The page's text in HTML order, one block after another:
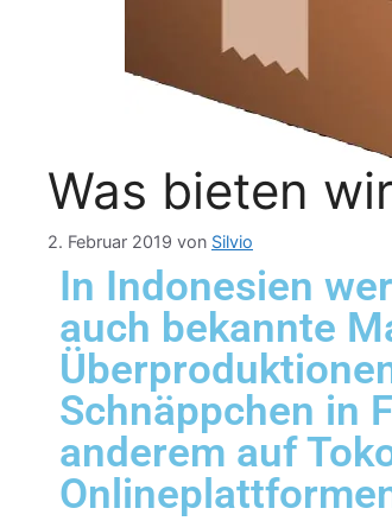
Was bieten wir
2. Februar 2019 von Silvio
In Indonesien
auch bekannte
Schnäppchen in
anderem auf